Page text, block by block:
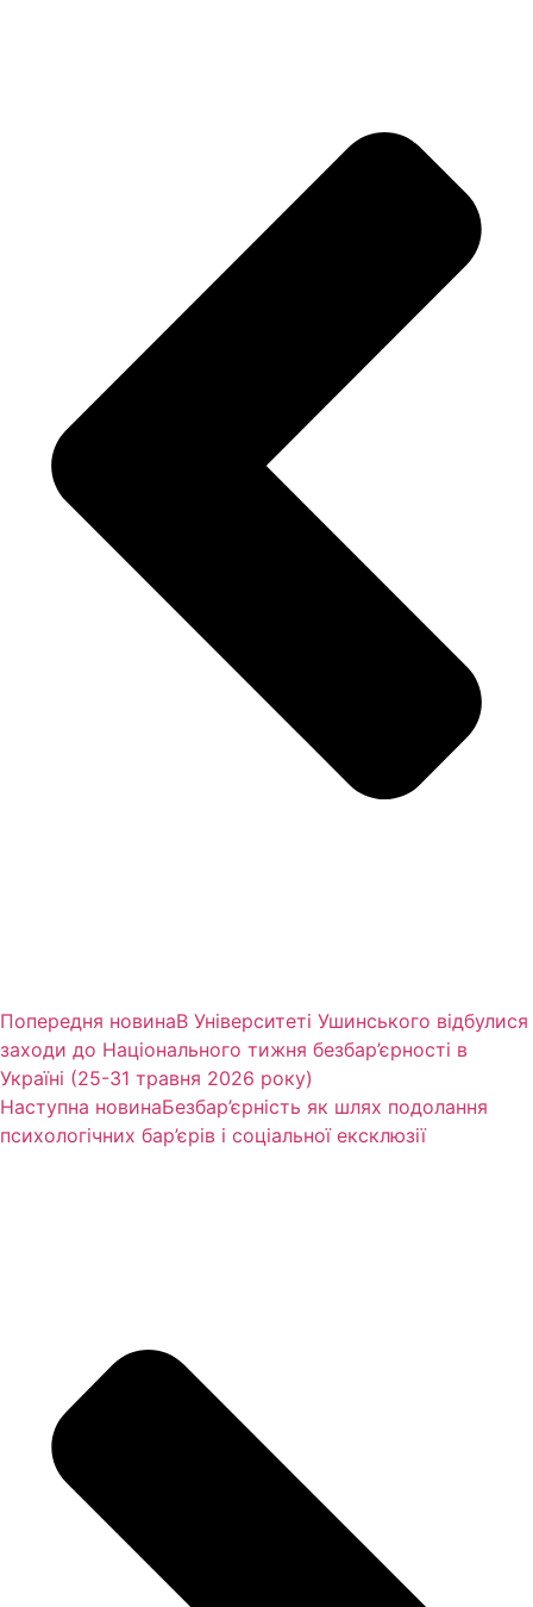
Попередня новинаВ Університеті Ушинського відбулися
заходи до Національного тижня безбар’єрності в
Україні (25-31 травня 2026 року)
Наступна новинаБезбар’єрність як шлях подолання
психологічних бар’єрів і соціальної ексклюзії